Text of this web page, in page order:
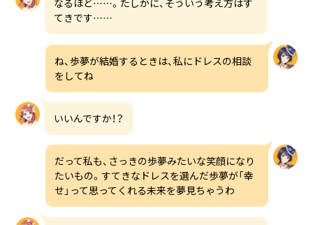
なるほど……。たしかに、そういう考え方はす
てきです……
ね、歩夢が結婚するときは、私にドレスの相談
をしてね
いいんですか！？
だって私も、さっきの歩夢みたいな笑顔になり
たいもの。すてきなドレスを選んだ歩夢が「幸
せ」って思ってくれる未来を夢見ちゃうわ